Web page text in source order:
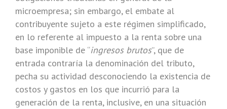
microempresa; sin embargo, el embate al
contribuyente sujeto a este régimen simplificado,
en lo referente al impuesto a la renta sobre una
base imponible de “ingresos brutos”, que de
entrada contraría la denominación del tributo,
pecha su actividad desconociendo la existencia de
costos y gastos en los que incurrió para la
generación de la renta, inclusive, en una situación